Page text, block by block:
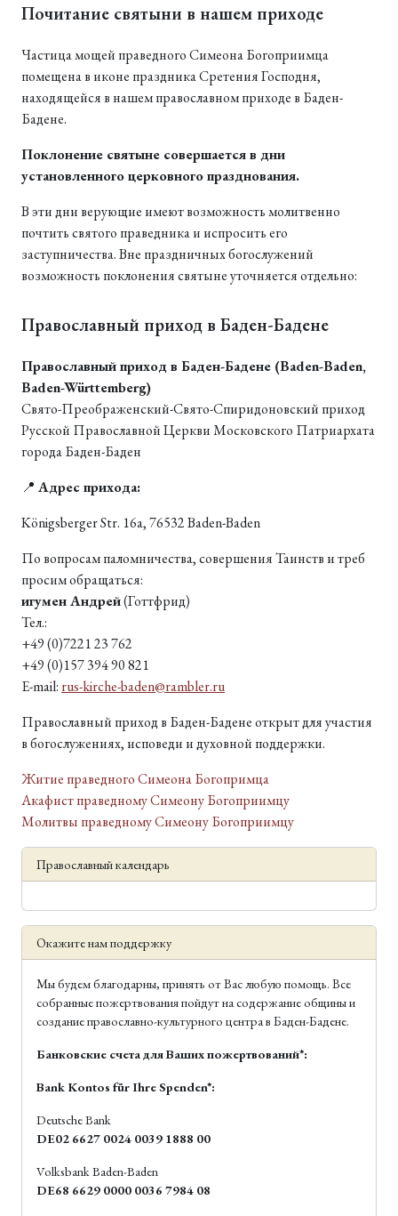
Почитание святыни в нашем приходе
Частица мощей праведного Симеона Богоприимца
помещена в иконе праздника Сретения Господня,
находящейся в нашем православном приходе в Баден-
Бадене.
Поклонение святыне совершается в дни
установленного церковного празднования.
В эти дни верующие имеют возможность молитвенно
почтить святого праведника и испросить его
заступничества. Вне праздничных богослужений
возможность поклонения святыне уточняется отдельно:
Православный приход в Баден-Бадене
Православный приход в Баден-Бадене (Baden-Baden,
Baden-Württemberg)
Свято-Преображенский-Свято-Спиридоновский приход
Русской Православной Церкви Московского Патриархата
города Баден-Баден
📍 Адрес прихода:
Königsberger Str. 16a, 76532 Baden-Baden
По вопросам паломничества, совершения Таинств и треб
просим обращаться:
игумен Андрей(Готтфрид)
Тел.:
+49 (0)7221 23 762
+49 (0)157 394 90 821
E-mail: rus-kirche-baden@rambler.ru
Православный приход в Баден-Бадене открыт для участия
в богослужениях, исповеди и духовной поддержки.
Житие праведного Симеона Богопримца
Акафист праведному Симеону Богоприимцу
Молитвы праведному Симеону Богоприимцу
Православный календарь
Окажите нам поддержку
Мы будем благодарны, принять от Вас любую помощь. Все
собранные пожертвования пойдут на содержание общины и
создание православно-культурного центра в Баден-Бадене.
Банковские счета для Ваших пожертвований*:
Bank Kontos für Ihre Spenden*:
Deutsche Bank
DE02 6627 0024 0039 1888 00
Volksbank Baden-Baden
DE68 6629 0000 0036 7984 08